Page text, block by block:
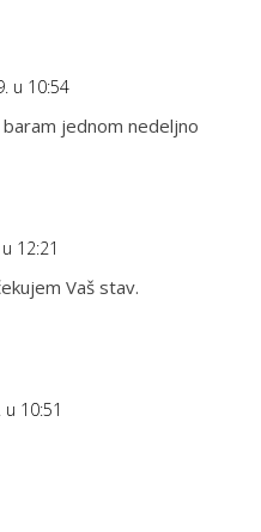
u 10:54
jednom nedeljno
12:21
Vaš stav.
10:51